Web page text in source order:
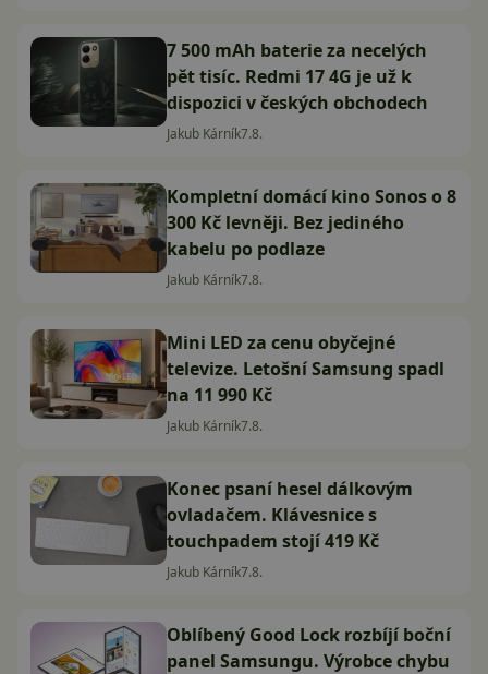
7 500 mAh baterie za necelých
pět tisíc. Redmi 17 4G je už k
dispozici v českých obchodech
Jakub Kárník7.8.
Kompletní domácí kino Sonos o 8
300 Kč levněji. Bez jediného
kabelu po podlaze
Jakub Kárník7.8.
Mini LED za cenu obyčejné
televize. Letošní Samsung spadl
na 11 990 Kč
Jakub Kárník7.8.
Konec psaní hesel dálkovým
ovladačem. Klávesnice s
touchpadem stojí 419 Kč
Jakub Kárník7.8.
Oblíbený Good Lock rozbíjí boční
panel Samsungu. Výrobce chybu